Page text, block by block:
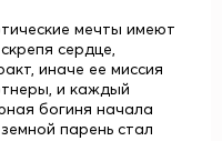
мечты имеют
сердце,
иначе ее миссия
и каждый
богиня начала
парень стал